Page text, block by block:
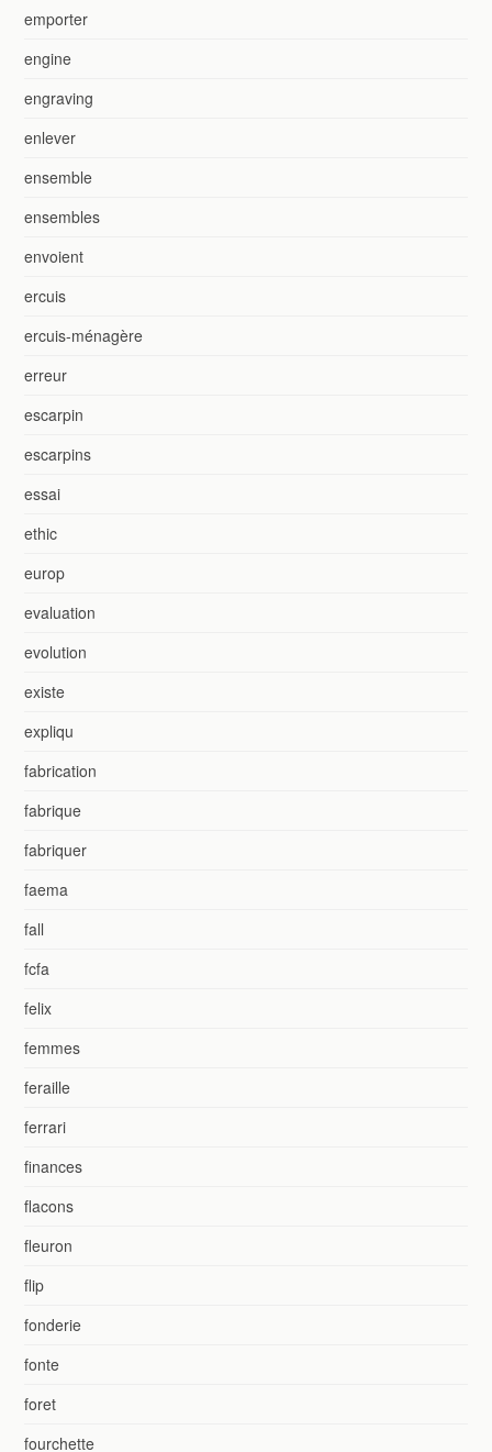
emporter
engine
engraving
enlever
ensemble
ensembles
envoient
ercuis
ercuis-ménagère
erreur
escarpin
escarpins
essai
ethic
europ
evaluation
evolution
existe
expliqu
fabrication
fabrique
fabriquer
faema
fall
fcfa
felix
femmes
feraille
ferrari
finances
flacons
fleuron
flip
fonderie
fonte
foret
fourchette